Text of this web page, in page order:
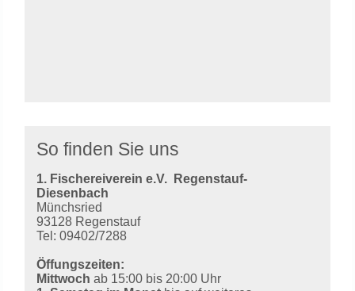
So finden Sie uns
1. Fischereiverein e.V.
Regenstauf-
Diesenbach
Münchsried
93128 Regenstauf
Tel: 09402/7288
Öffungszeiten:
Mittwoch ab 15:00 bis 20:00 Uhr